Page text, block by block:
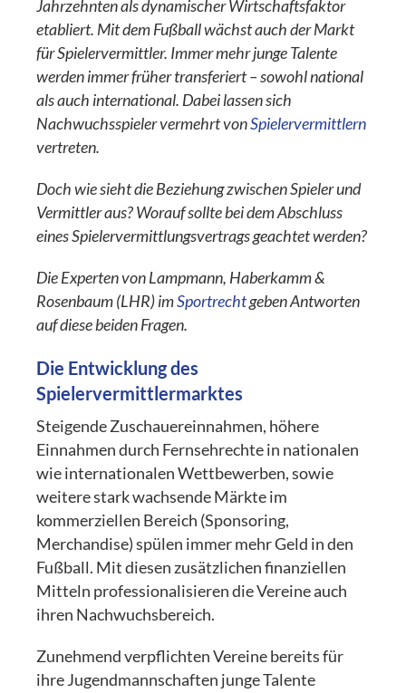
Jahrzehnten als dynamischer Wirtschaftsfaktor
etabliert. Mit dem Fußball wächst auch der Markt
für Spielervermittler. Immer mehr junge Talente
werden immer früher transferiert – sowohl national
als auch international. Dabei lassen sich
Nachwuchsspieler vermehrt vonSpielervermittlern
vertreten.
Doch wie sieht die Beziehung zwischen Spieler und
Vermittler aus? Worauf sollte bei dem Abschluss
eines Spielervermittlungsvertrags geachtet werden?
Die Experten von Lampmann, Haberkamm &
Rosenbaum (LHR) imSportrechtgeben Antworten
auf diese beiden Fragen.
Die Entwicklung des
Spielervermittlermarktes
Steigende Zuschauereinnahmen, höhere
Einnahmen durch Fernsehrechte in nationalen
wie internationalen Wettbewerben, sowie
weitere stark wachsende Märkte im
kommerziellen Bereich (Sponsoring,
Merchandise) spülen immer mehr Geld in den
Fußball. Mit diesen zusätzlichen finanziellen
Mitteln professionalisieren die Vereine auch
ihren Nachwuchsbereich.
Zunehmend verpflichten Vereine bereits für
ihre Jugendmannschaften junge Talente